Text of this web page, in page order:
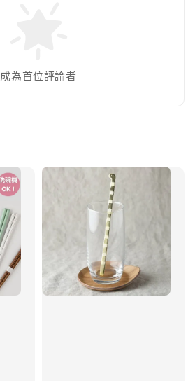
成為首位評論者